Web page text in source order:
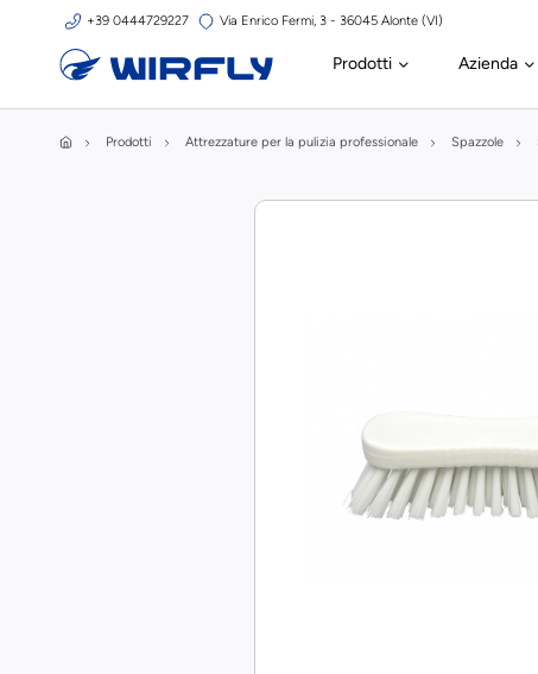
+39 0444729227 Via Enrico Fermi, 3 - 36045 Alonte (VI)
Prodotti Azienda
Prodotti Attrezzature per la pulizia professionale Spazzole